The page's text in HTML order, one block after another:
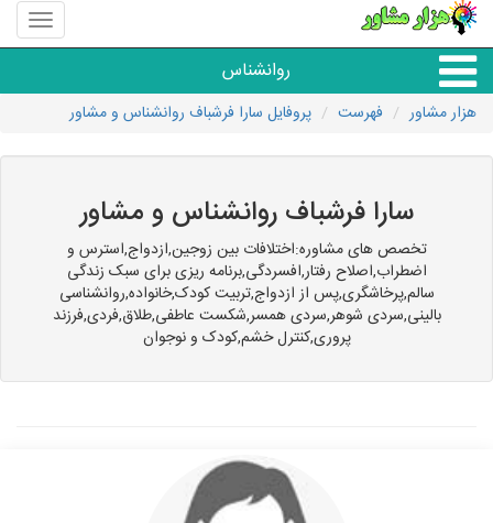
منوی
سایت
مشاور
روانشناس
گروه روانشناسی
هزار مشاور فهرست پروفایل سارا فرشباف روانشناس و مشاور
سارا فرشباف روانشناس و مشاور
تخصص های مشاوره:اختلافات بین زوجین,ازدواج,استرس و
اضطراب,اصلاح رفتار,افسردگی,برنامه ریزی برای سبک زندگی
سالم,پرخاشگری,پس از ازدواج,تربیت کودک,خانواده,روانشناسی
بالینی,سردی شوهر,سردی همسر,شکست عاطفی,طلاق,فردی,فرزند
پروری,کنترل خشم,کودک و نوجوان